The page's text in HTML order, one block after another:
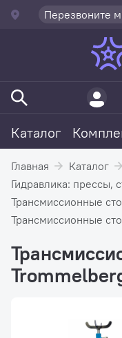
Перезвоните
Каталог
Главная
Каталог
Гидравлика: прессы,
Трансмиссионные
Трансмиссионные